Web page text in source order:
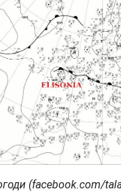
(facebook.com/